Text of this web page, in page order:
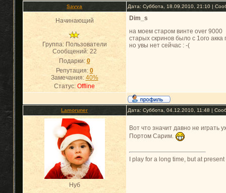
Savva Дата: Суббота, 18.09.2010, 21:10 |
Начинающий
Группа: Пользователи
Сообщений: 22
Подарки: 0
Репутация: 0
Замечания: 40%
Статус: Offline
Dim_s
на моем старом винте over 9000
старых скринов было с 1ого
но увы нет сейчас : -(
Lamoruner Дата: Суббота, 04.12.2010, 11:48 |
Нуб
Вот что значит давно не
Портом Сарим.
I play for a long time, but at